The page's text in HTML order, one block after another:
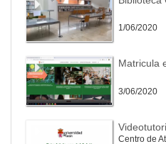
1/06/2020
Matricula
3/06/2020
Centro de